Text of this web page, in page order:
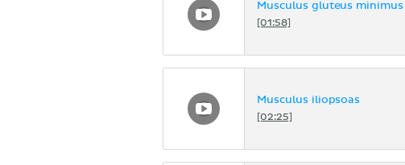
Musculus gluteus minimus
[01:58]
Musculus iliopsoas
[02:25]